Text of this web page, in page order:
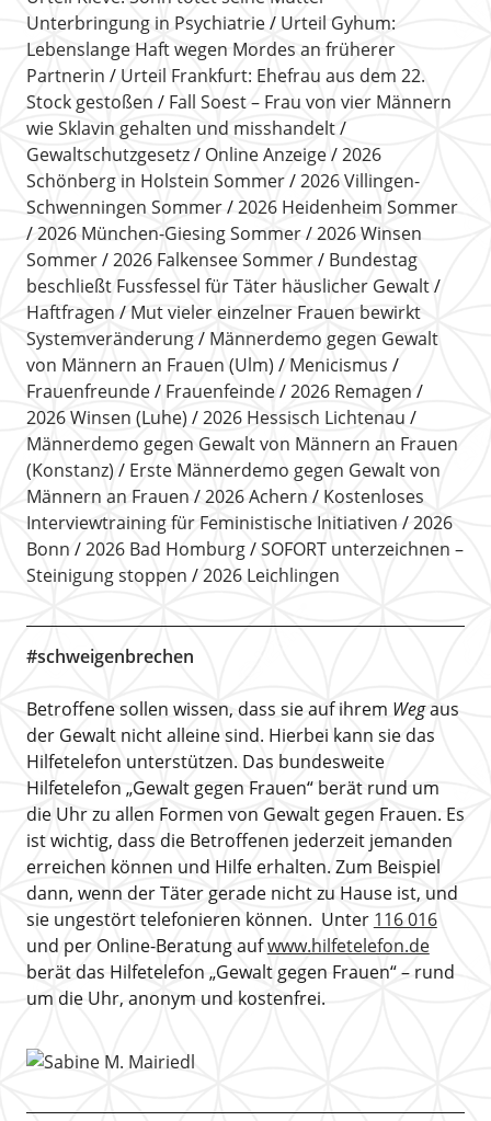
Unterbringung in Psychiatrie
Urteil Gyhum:
Lebenslange Haft wegen Mordes an früherer
Partnerin
Urteil Frankfurt: Ehefrau aus dem 22.
Stock gestoßen
Fall Soest – Frau von vier Männern
wie Sklavin gehalten und misshandelt
Gewaltschutzgesetz
Online Anzeige
2026
Schönberg in Holstein Sommer
2026 Villingen-
Schwenningen Sommer
2026 Heidenheim Sommer
2026 München-Giesing Sommer
2026 Winsen
Sommer
2026 Falkensee Sommer
Bundestag
beschließt Fussfessel für Täter häuslicher Gewalt
Haftfragen
Mut vieler einzelner Frauen bewirkt
Systemveränderung
Männerdemo gegen Gewalt
von Männern an Frauen (Ulm)
Menicismus
Frauenfreunde
Frauenfeinde
2026 Remagen
2026 Winsen (Luhe)
2026 Hessisch Lichtenau
Männerdemo gegen Gewalt von Männern an Frauen
(Konstanz)
Erste Männerdemo gegen Gewalt von
Männern an Frauen
2026 Achern
Kostenloses
Interviewtraining für Feministische Initiativen
2026
Bonn
2026 Bad Homburg
SOFORT unterzeichnen –
Steinigung stoppen
2026 Leichlingen
#schweigenbrechen
Betroffene sollen wissen, dass sie auf ihrem Wegaus
der Gewalt nicht alleine sind. Hierbei kann sie das
Hilfetelefon unterstützen. Das bundesweite
Hilfetelefon „Gewalt gegen Frauen“ berät rund um
die Uhr zu allen Formen von Gewalt gegen Frauen. Es
ist wichtig, dass die Betroffenen jederzeit jemanden
erreichen können und Hilfe erhalten. Zum Beispiel
dann, wenn der Täter gerade nicht zu Hause ist, und
sie ungestört telefonieren können. Unter 116 016
und per Online-Beratung aufwww.hilfetelefon.de
berät das Hilfetelefon „Gewalt gegen Frauen“ – rund
um die Uhr, anonym und kostenfrei.